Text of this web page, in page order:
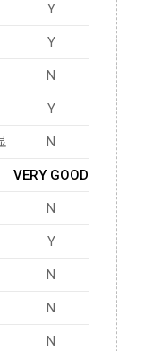
Y
Y
N
Y
N
VERY GOOD
N
Y
N
N
N